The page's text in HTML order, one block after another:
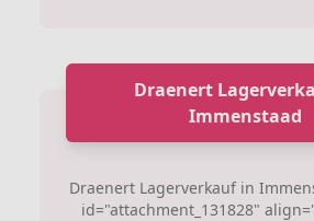
Draenert
Immenstaad
Draenert Lagerverkauf in
id="attachment_131828"